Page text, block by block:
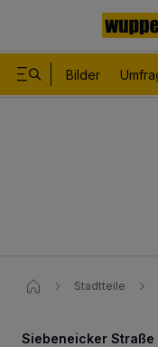
Bilder
Stadtteile
Siebeneicker Straße